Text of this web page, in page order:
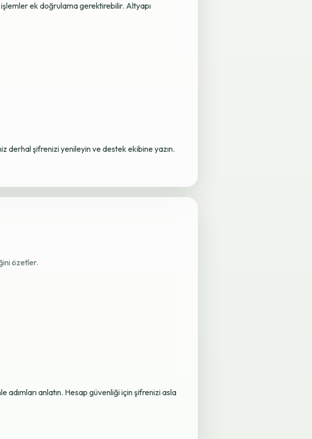
işlemler ek doğrulama gerektirebilir. Altyapı
derhal şifrenizi yenileyin ve destek ekibine yazın.
özetler.
adımları anlatın. Hesap güvenliği için şifrenizi asla